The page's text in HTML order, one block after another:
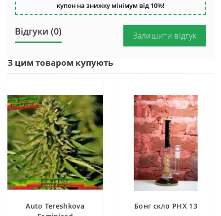
купон на знижку мінімум від 10%!
Відгуки (0) Залишити відгук
З цим товаром купують
Auto Tereshkova
Бонг скло PHX 13